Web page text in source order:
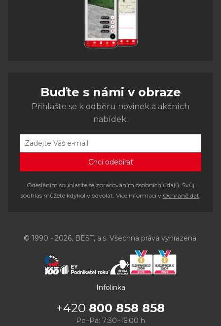
Buďte s námi v obraze
Přihlašte se k odběru novinek a akčních
nabídek.
Odesláním souhlasíte se zpracováním osobních údajů. Svůj
souhlas můžete kdykoliv odvolat. Více informací v Ochraně dat.
© 1990 - 2026, BEST, a.s. Všechna práva vyhrazena.
Infolinka
+420 800 858 858
Po–Pá: 7:30–16:00 h